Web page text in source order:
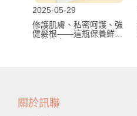
2025-05-29
修護肌膚、私密呵護、強
健髮根——這瓶保養鮮品
關於訊聯